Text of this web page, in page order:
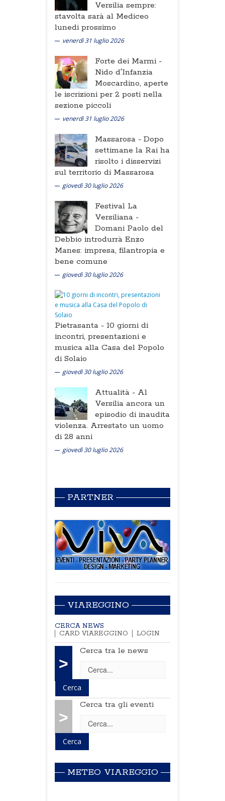
Versilia sempre:
stavolta sarà al Mediceo
lunedi prossimo
venerdì 31 luglio 2026
Forte dei Marmi -
Nido d'Infanzia
Moscardino, aperte
le iscrizioni per 2 posti nella
sezione piccoli
venerdì 31 luglio 2026
Massarosa - Dopo
settimane la Rai ha
risolto i disservizi
sul territorio di Massarosa
giovedì 30 luglio 2026
Festival La
Versiliana -
Domani Paolo del
Debbio introdurrà Enzo
Manes: impresa, filantropia e
bene comune
giovedì 30 luglio 2026
Pietrasanta - 10 giorni di
incontri, presentazioni e
musica alla Casa del Popolo
di Solaio
giovedì 30 luglio 2026
Attualità - Al
Versilia ancora un
episodio di inaudita
violenza. Arrestato un uomo
di 28 anni
giovedì 30 luglio 2026
PARTNER
VIAREGGINO
CERCA NEWS
CARD VIAREGGINO
LOGIN
>
Cerca tra le news
>
Cerca tra gli eventi
METEO VIAREGGIO